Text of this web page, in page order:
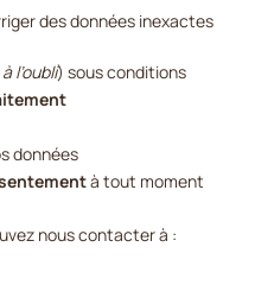
des données inexactes
l’oubli) sous conditions
données
à tout moment
nous contacter à :